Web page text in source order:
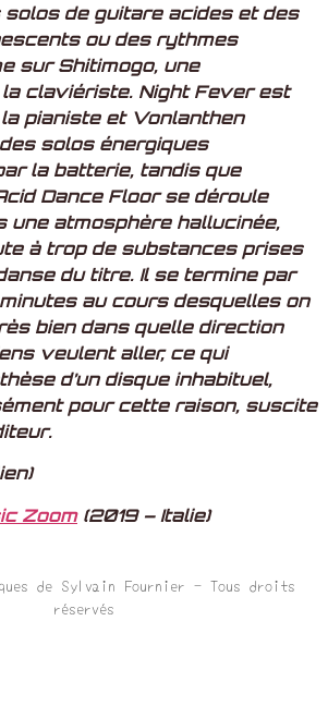
solos de guitare acides et des
ou des rythmes
sur Shitimogo, une
claviériste. Night Fever est
pianiste et Vonlanthen
solos énergiques
la batterie, tandis que
Dance Floor se déroule
une atmosphère hallucinée,
à trop de substances prises
du titre. Il se termine par
au cours desquelles on
bien dans quelle direction
veulent aller, ce qui
d’un disque inhabituel,
pour cette raison, suscite
Zoom(2019 – Italie)
de Sylvain Fournier - Tous droits
réservés